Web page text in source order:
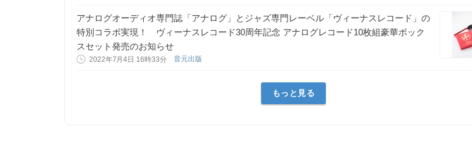
アナログオーディオ専門誌「アナログ」とジャズ専門レーベル「ヴィーナスレコード」の
特別コラボ実現！ ヴィーナスレコード30周年記念 アナログレコード10枚組豪華ボック
スセット発売のお知らせ
2022年7月4日 16時33分 音元出版
もっと見る